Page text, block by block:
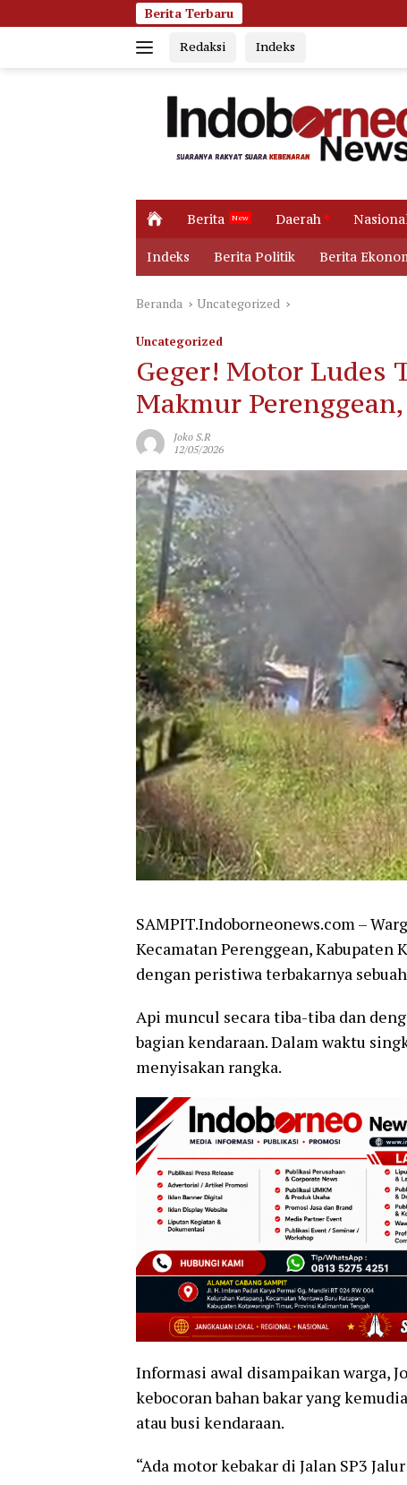
ke
Berita Terbaru Jumat Pagi
Redaksi Indeks
H
m
e
Berita Daerah
Indeks Berita Politik Berita
Beranda Uncategorized
Uncategorized
Geger! Motor Ludes
Makmur
Joko S.R
12/05/2026
SAMPIT.Indoborneonews.com –
Kecamatan Perenggean,
dengan peristiwa terbakarnya
Api muncul secara tiba-tiba dan
bagian kendaraan. Dalam waktu
menyisakan rangka.
Informasi awal disampaikan warga,
kebocoran bahan bakar yang
atau busi kendaraan.
“Ada motor kebakar di Jalan SP3